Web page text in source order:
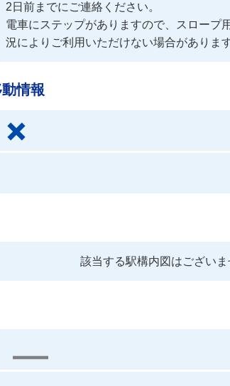
2日前までにご連絡ください。
電車にステップがありますので、スロープ
況によりご利用いただけない場合がありま
情報
該当する駅構内図はございま